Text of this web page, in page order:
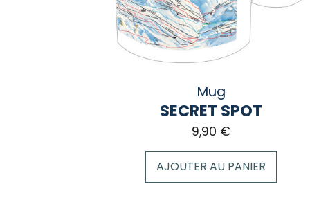
Mug
SECRET SPOT
9,90 €
AJOUTER AU PANIER